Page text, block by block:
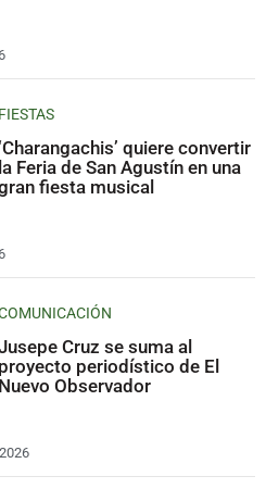
FIESTAS
quiere convertir
la Feria de San Agustín en una
fiesta musical
Cruz se suma al
proyecto periodístico de El
Nuevo Observador